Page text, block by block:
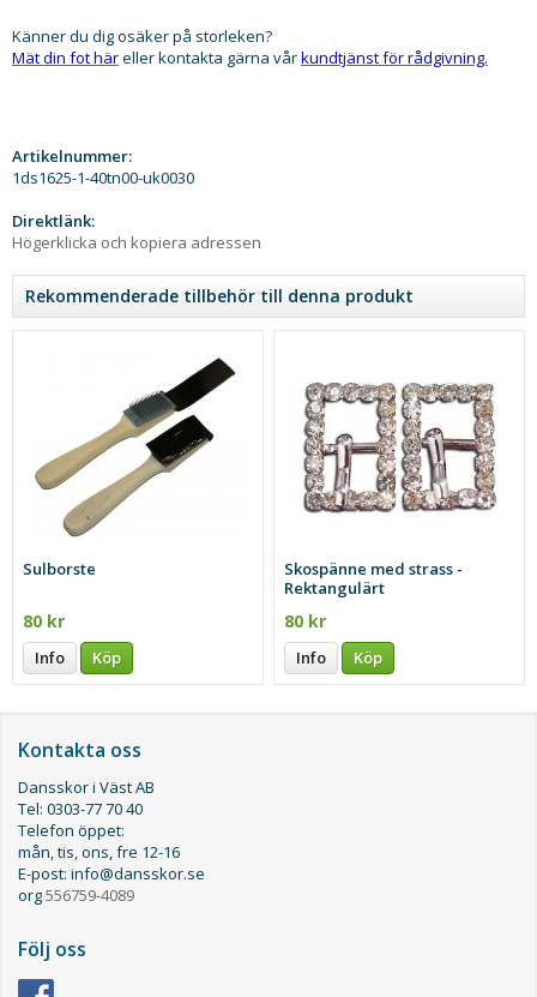
Känner du dig osäker på storleken?
Mät din fot häreller kontakta gärna vårkundtjänst för rådgivning.
Artikelnummer:
1ds1625-1-40tn00-uk0030
Direktlänk:
Högerklicka och kopiera adressen
Rekommenderade tillbehör till denna produkt
Sulborste
80 kr
Info Köp
Skospänne med strass -
Rektangulärt
80 kr
Info Köp
Kontakta oss
Dansskor i Väst AB
Tel: 0303-77 70 40
Telefon öppet:
mån, tis, ons, fre 12-16
E-post: info@dansskor.se
org556759-4089
Följ oss